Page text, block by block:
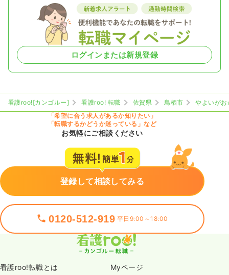
ログインまたは新規登録
看護roo![カンゴルー] 看護roo! 転職 佐賀県 鳥栖市
やよいが
「希望に合う求人があるか知りたい」
「転職するかどうか迷っている」など
お気軽にご相談ください
登録して相談してみる
0120-512-919 平日9:00～18:00
看護roo!転職とは Myページ